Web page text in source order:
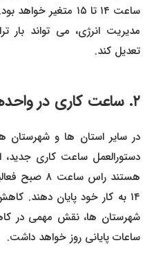
ساعت ۱۴ تا ۱۵ متغیر
مدیریت انرژی، می تواند بار
تعدیل کند.
در سایر استان ها و شهرستان
دستورالعمل ساعت کاری جدید،
هستند راس ساعت
۱۴ به کار خود پایان دهند.
شهرستان ها، نقش مهمی در
ساعات پایانی روز خواهد داشت.